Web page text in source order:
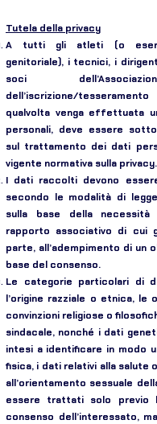
Tutela della privacy
A tutti gli atleti (o
genitoriale), i tecnici, i
soci
dell’iscrizione/
qualvolta venga effettuata
personali, deve essere
sul trattamento dei dati
vigente normativa sulla privacy.
I dati raccolti devono
secondo le modalità di
sulla base della necessità
rapporto associativo di cui
parte, all’adempimento di un
base del consenso.
Le categorie particolari di
l’origine razziale o etnica, le
convinzioni religiose o
sindacale, nonché i dati
intesi a identificare in modo
fisica, i dati relativi alla salute
all’orientamento sessuale
essere trattati solo previo
consenso dell’interessato,